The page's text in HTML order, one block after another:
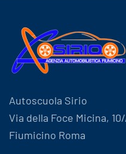
Autoscuola Sirio
Via della Foce Micina,
Fiumicino Roma